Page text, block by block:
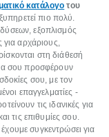
κατάλογο του
πιο πολύ.
εξοπλισμός
για αρχάριους,
στη διάθεσή
σου προσφέρουν
σου, με τον
επαγγελματίες -
τις ιδανικές για
τις επιθυμίες σου.
έχουμε συγκεντρώσει για